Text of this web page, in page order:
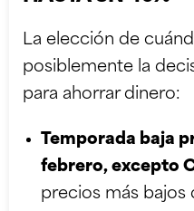
La elección de
posiblemente la
para ahorrar dinero:
Temporada baja
febrero, excepto
precios más bajos